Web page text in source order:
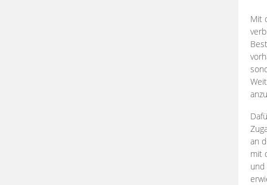
Mit
an
mit
und